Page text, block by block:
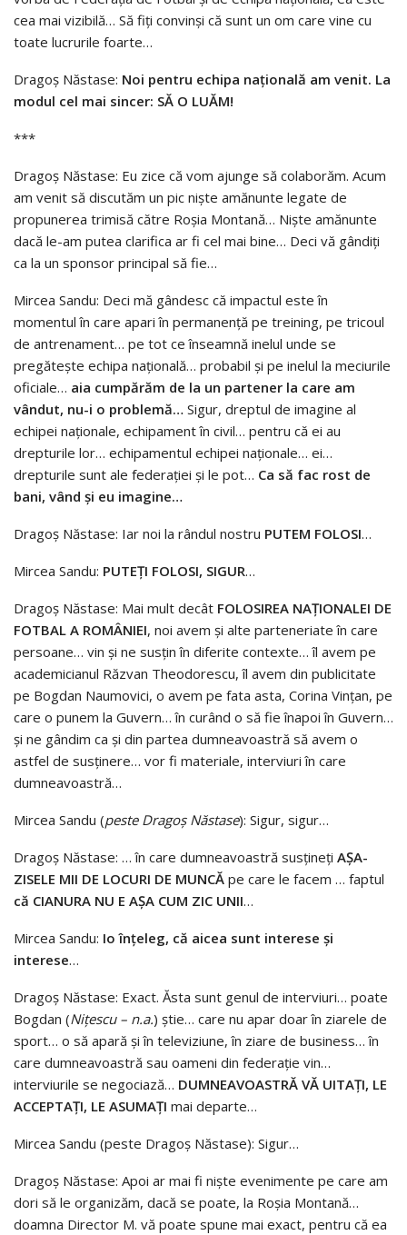
cea mai vizibilă… Să fiți convinși că sunt un om care vine cu
toate lucrurile foarte…
Dragoș Năstase: Noi pentru echipa națională am venit. La
modul cel mai sincer: SĂ O LUĂM!
***
Dragoș Năstase: Eu zice că vom ajunge să colaborăm. Acum
am venit să discutăm un pic niște amănunte legate de
propunerea trimisă către Roșia Montană… Niște amănunte
dacă le-am putea clarifica ar fi cel mai bine… Deci vă gândiți
ca la un sponsor principal să fie…
Mircea Sandu: Deci mă gândesc că impactul este în
momentul în care apari în permanență pe treining, pe tricoul
de antrenament… pe tot ce înseamnă inelul unde se
pregătește echipa națională… probabil și pe inelul la meciurile
oficiale… aia cumpărăm de la un partener la care am
vândut, nu-i o problemă… Sigur, dreptul de imagine al
echipei naționale, echipament în civil… pentru că ei au
drepturile lor… echipamentul echipei naționale… ei…
drepturile sunt ale federației și le pot… Ca să fac rost de
bani, vând și eu imagine…
Dragoș Năstase: Iar noi la rândul nostru PUTEM FOLOSI…
Mircea Sandu: PUTEȚI FOLOSI, SIGUR…
Dragoș Năstase: Mai mult decât FOLOSIREA NAȚIONALEI DE
FOTBAL A ROMÂNIEI, noi avem și alte parteneriate în care
persoane… vin și ne susțin în diferite contexte… îl avem pe
academicianul Răzvan Theodorescu, îl avem din publicitate
pe Bogdan Naumovici, o avem pe fata asta, Corina Vințan, pe
care o punem la Guvern… în curând o să fie înapoi în Guvern…
și ne gândim ca și din partea dumneavoastră să avem o
astfel de susținere… vor fi materiale, interviuri în care
dumneavoastră…
Mircea Sandu (peste Dragoș Năstase): Sigur, sigur…
Dragoș Năstase: … în care dumneavoastră susțineți AȘA-
ZISELE MII DE LOCURI DE MUNCĂ pe care le facem … faptul
că CIANURA NU E AȘA CUM ZIC UNII…
Mircea Sandu: Io înțeleg, că aicea sunt interese și
interese…
Dragoș Năstase: Exact. Ăsta sunt genul de interviuri… poate
Bogdan (Nițescu – n.a.) știe… care nu apar doar în ziarele de
sport… o să apară și în televiziune, în ziare de business… în
care dumneavoastră sau oameni din federație vin…
interviurile se negociază… DUMNEAVOASTRĂ VĂ UITAȚI, LE
ACCEPTAȚI, LE ASUMAȚI mai departe…
Mircea Sandu (peste Dragoș Năstase): Sigur…
Dragoș Năstase: Apoi ar mai fi niște evenimente pe care am
dori să le organizăm, dacă se poate, la Roșia Montană…
doamna Director M. vă poate spune mai exact, pentru că ea